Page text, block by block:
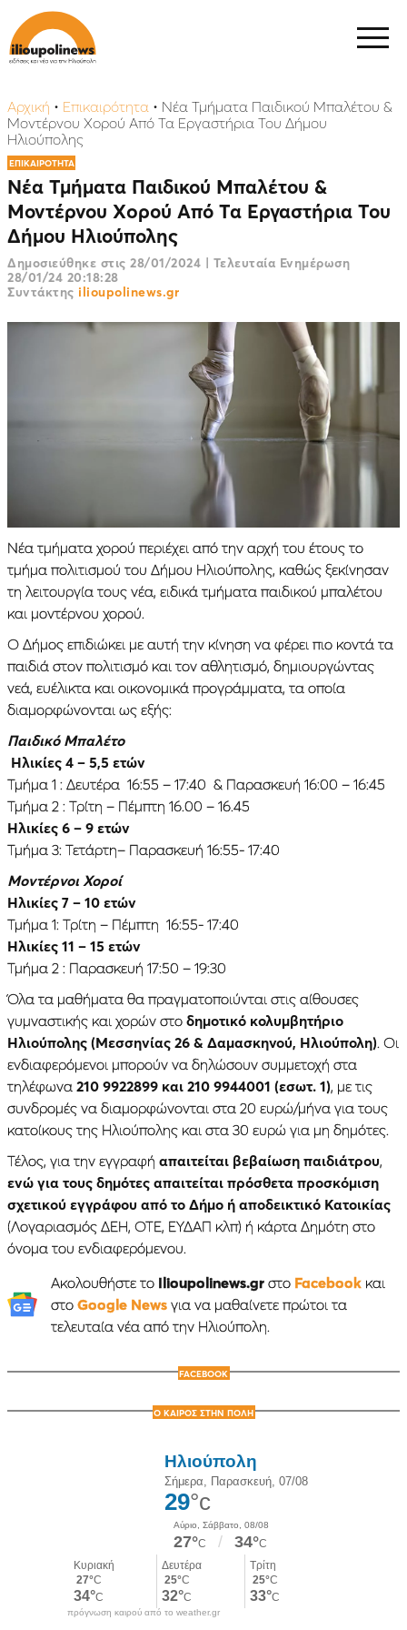
Αρχική • Επικαιρότητα • Νέα Τμήματα Παιδικού Μπαλέτου &
Μοντέρνου Χoρού Από Τα Εργαστήρια Του Δήμου
Ηλιούπολης
ΕΠΙΚΑΙΡΟΤΗΤΑ
Νέα Τμήματα Παιδικού Μπαλέτου &
Μοντέρνου Χoρού Από Τα Εργαστήρια Του
Δήμου Ηλιούπολης
Δημοσιεύθηκε στις 28/01/2024 | Τελευταία Ενημέρωση
28/01/24 20:18:28
Συντάκτης ilioupolinews.gr
Νέα τμήματα χορού περιέχει από την αρχή του έτους το
τμήμα πολιτισμού του Δήμου Ηλιούπολης, καθώς ξεκίνησαν
τη λειτουργία τους νέα, ειδικά τμήματα παιδικού μπαλέτου
και μοντέρνου χορού.
Ο Δήμος επιδιώκει με αυτή την κίνηση να φέρει πιο κοντά τα
παιδιά στον πολιτισμό και τον αθλητισμό, δημιουργώντας
νεά, ευέλικτα και οικονομικά προγράμματα, τα οποία
διαμορφώνονται ως εξής:
Παιδικό Μπαλέτο
Ηλικίες 4 – 5,5 ετών
Τμήμα 1 : Δευτέρα 16:55 – 17:40 & Παρασκευή 16:00 – 16:45
Τμήμα 2 : Τρίτη – Πέμπτη 16.00 – 16.45
Ηλικίες 6 – 9 ετών
Τμήμα 3: Τετάρτη– Παρασκευή 16:55- 17:40
Μοντέρνοι Χοροί
Ηλικίες 7 – 10 ετών
Τμήμα 1: Τρίτη – Πέμπτη 16:55- 17:40
Ηλικίες 11 – 15 ετών
Τμήμα 2 : Παρασκευή 17:50 – 19:30
Όλα τα μαθήματα θα πραγματοποιύνται στις αίθουσες
γυμναστικής και χορών στο δημοτικό κολυμβητήριο
Ηλιούπολης (Μεσσηνίας 26 & Δαμασκηνού, Ηλιούπολη). Οι
ενδιαφερόμενοι μπορούν να δηλώσουν συμμετοχή στα
τηλέφωνα 210 9922899 και 210 9944001 (εσωτ. 1), με τις
συνδρομές να διαμορφώνονται στα 20 ευρώ/μήνα για τους
κατοίκους της Ηλιούπολης και στα 30 ευρώ για μη δημότες.
Τέλος, για την εγγραφή απαιτείται βεβαίωση παιδιάτρου,
ενώ για τους δημότες απαιτείται πρόσθετα προσκόμιση
σχετικού εγγράφου από το Δήμο ή αποδεικτικό Κατοικίας
(Λογαριασμός ΔΕΗ, ΟΤΕ, ΕΥΔΑΠ κλπ) ή κάρτα Δημότη στο
όνομα του ενδιαφερόμενου.
Ακολουθήστε το Ilioupolinews.grστο Facebookκαι
στο Google Newsγια να μαθαίνετε πρώτοι τα
τελευταία νέα από την Ηλιούπολη.
FACEBOOK
Ο ΚΑΙΡΟΣ ΣΤΗΝ ΠΟΛΗ
πρόγνωση καιρού από το weather.gr